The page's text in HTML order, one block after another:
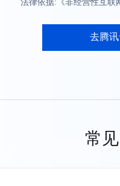
法律依据:《非经营性互联
去腾
常